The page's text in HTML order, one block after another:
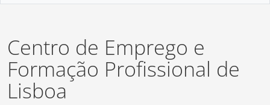
Centro de Emprego e
Formação Profissional de
Lisboa